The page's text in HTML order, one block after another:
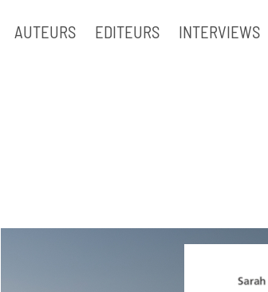
AUTEURS EDITEURS INTERVIEWS